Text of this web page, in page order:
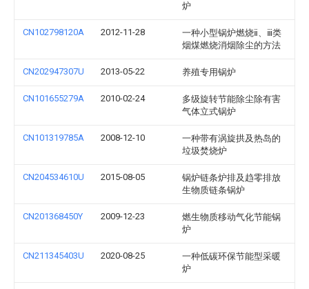
炉
CN102798120A 2012-11-28
一种小型锅炉燃烧ⅱ、ⅲ类
烟煤燃烧消烟除尘的方法
CN202947307U 2013-05-22 养殖专用锅炉
CN101655279A 2010-02-24
多级旋转节能除尘除有害
气体立式锅炉
CN101319785A 2008-12-10
一种带有涡旋拱及热岛的
垃圾焚烧炉
CN204534610U 2015-08-05
锅炉链条炉排及趋零排放
生物质链条锅炉
CN201368450Y 2009-12-23
燃生物质移动气化节能锅
炉
CN211345403U 2020-08-25
一种低碳环保节能型采暖
炉